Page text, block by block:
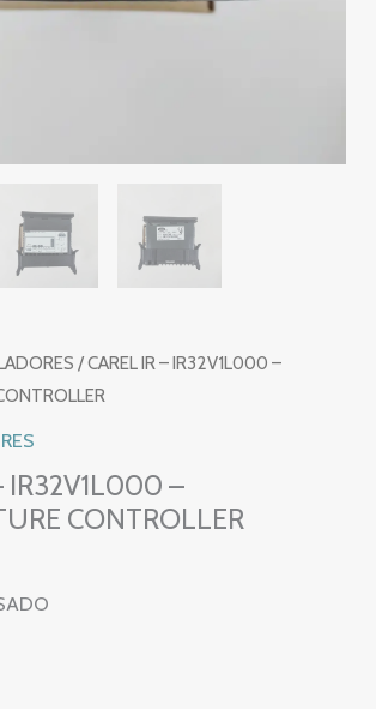
/ CAREL IR – IR32V1L000 –
IR32V1L000 –
CONTROLLER